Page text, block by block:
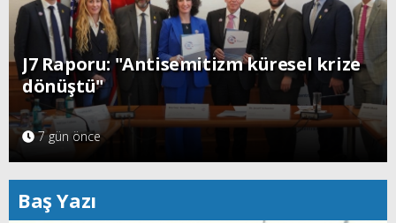
J7 Raporu: "Antisemitizm küresel krize
dönüştü"
7 gün önce
Baş Yazı